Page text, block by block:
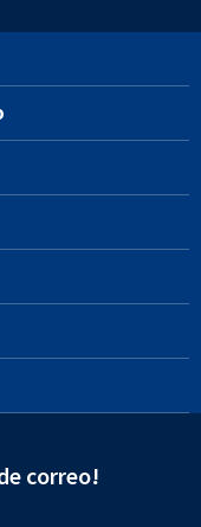
correo!